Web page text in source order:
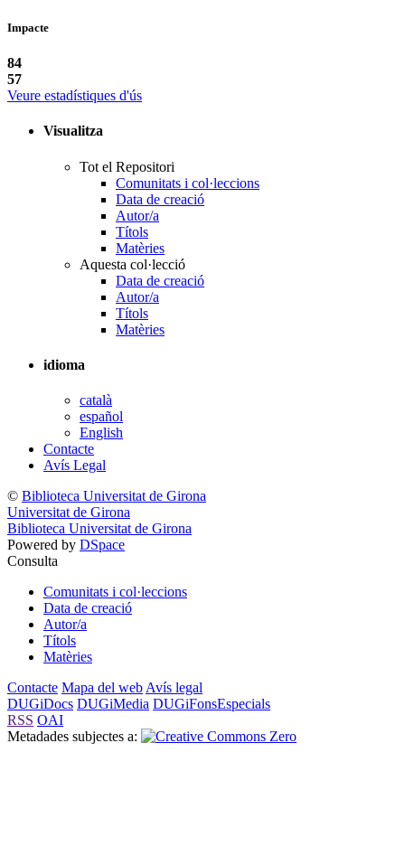
Impacte
84
57
Veure estadístiques d'ús
Visualitza
Tot el Repositori
Comunitats i col·leccions
Data de creació
Autor/a
Títols
Matèries
Aquesta col·lecció
Data de creació
Autor/a
Títols
Matèries
idioma
català
español
English
Contacte
Avís Legal
© Biblioteca Universitat de Girona
Universitat de Girona
Biblioteca Universitat de Girona
Powered by DSpace
Consulta
Comunitats i col·leccions
Data de creació
Autor/a
Títols
Matèries
Contacte Mapa del web Avís legal
DUGiDocs DUGiMedia DUGiFonsEspecials
RSS OAI
Metadades subjectes a: